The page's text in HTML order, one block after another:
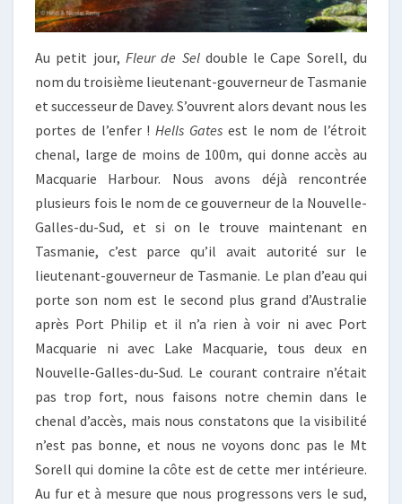
Au petit jour, Fleur de Seldouble le Cape Sorell, du
nom du troisième lieutenant-gouverneur de Tasmanie
et successeur de Davey. S’ouvrent alors devant nous les
portes de l’enfer !Hells Gates est le nom de l’étroit
chenal, large de moins de 100m, qui donne accès au
Macquarie Harbour. Nous avons déjà rencontrée
plusieurs fois le nom de ce gouverneur de la Nouvelle-
Galles-du-Sud, et si on le trouve maintenant en
Tasmanie, c’est parce qu’il avait autorité sur le
lieutenant-gouverneur de Tasmanie. Le plan d’eau qui
porte son nom est le second plus grand d’Australie
après Port Philip et il n’a rien à voir ni avec Port
Macquarie ni avec Lake Macquarie, tous deux en
Nouvelle-Galles-du-Sud. Le courant contraire n’était
pas trop fort, nous faisons notre chemin dans le
chenal d’accès, mais nous constatons que la visibilité
n’est pas bonne, et nous ne voyons donc pas le Mt
Sorell qui domine la côte est de cette mer intérieure.
Au fur et à mesure que nous progressons vers le sud,